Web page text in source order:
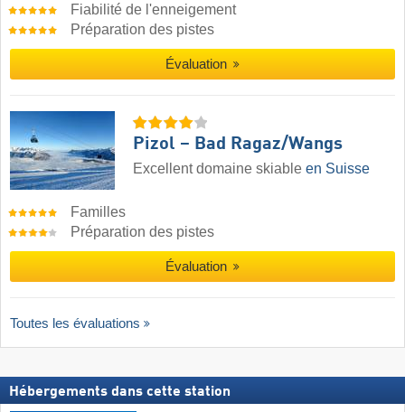
Fiabilité de l'enneigement
Préparation des pistes
Évaluation
Pizol – Bad Ragaz/​Wangs
Excellent domaine skiable en Suisse
Familles
Préparation des pistes
Évaluation
Toutes les évaluations
Hébergements dans cette station